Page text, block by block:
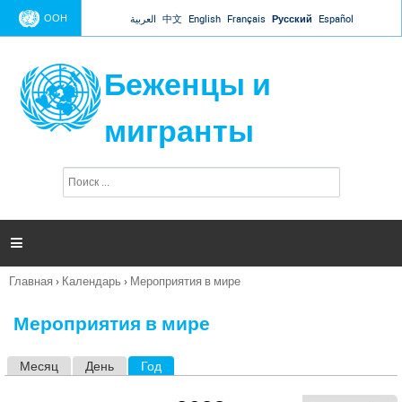
Jump to navigation
ООН العربية 中文 English Français Русский Español
Беженцы и
мигранты
п
и

Вы
Главная › Календарь › Мероприятия в мире
Мероприятия в мире
Месяц День Год